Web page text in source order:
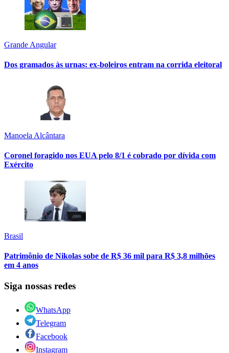
Grande Angular
Dos gramados às urnas: ex-boleiros entram na corrida eleitoral
Manoela Alcântara
Coronel foragido nos EUA pelo 8/1 é cobrado por dívida com
Exército
Brasil
Patrimônio de Nikolas sobe de R$ 36 mil para R$ 3,8 milhões
em 4 anos
Siga nossas redes
WhatsApp
Telegram
Facebook
Instagram